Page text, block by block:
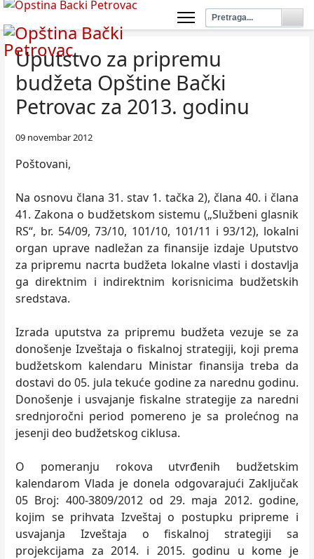
Uputstvo za pripremu
budžeta Opštine Bački
Petrovac za 2013. godinu
09 novembar 2012
Poštovani,
Na osnovu člana 31. stav 1. tačka 2), člana 40. i člana
41. Zakona o budžetskom sistemu („Službeni glasnik
RS“, br. 54/09, 73/10, 101/10, 101/11 i 93/12), lokalni
organ uprave nadležan za finansije izdaje Uputstvo
za pripremu nacrta budžeta lokalne vlasti i dostavlja
ga direktnim i indirektnim korisnicima budžetskih
sredstava.
Izrada uputstva za pripremu budžeta vezuje se za
donošenje Izveštaja o fiskalnoj strategiji, koji prema
budžetskom kalendaru Ministar finansija treba da
dostavi do 05. jula tekuće godine za narednu godinu.
Donošenje i usvajanje fiskalne strategije za naredni
srednjoročni period pomereno je sa prolećnog na
jesenji deo budžetskog ciklusa.
O pomeranju rokova utvrđenih budžetskim
kalendarom Vlada je donela odgovarajući Zaključak
05 Broj: 400-3809/2012 od 29. maja 2012. godine,
kojim se prihvata Izveštaj o postupku pripreme i
usvajanja Izveštaja o fiskalnoj strategiji sa
projekcijama za 2014. i 2015. godinu u kome je